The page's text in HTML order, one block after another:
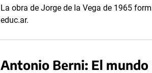
La obra de Jorge de la Vega de 1965
educ.ar.
Antonio Berni: El